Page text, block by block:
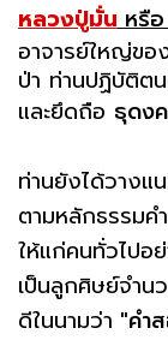
หลวงปู่มั่นหรือ
อาจารย์ใหญ่ขอ
ป่า ท่านปฏิบัติต
และยึดถือ ธุดง
ท่านยังได้วางแ
ตามหลักธรรมค
ให้แก่คนทั่วไปอ
เป็นลูกศิษย์จำน
ดีในนามว่า "คำ